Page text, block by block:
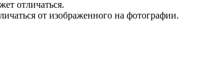
отличаться.
от изображенного на фотографии.